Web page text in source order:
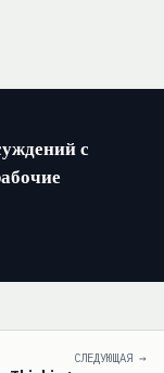
с
СЛЕДУЮЩАЯ →